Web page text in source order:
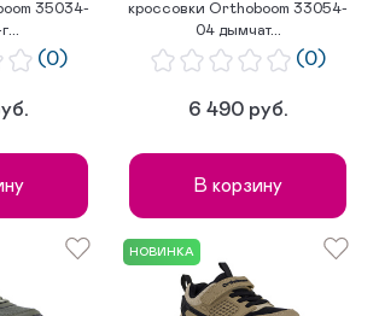
35034-
(0)
кроссовки Orthoboom 33054-
04 дымчат...
(0)
6 490 руб.
В корзину
НОВИНКА